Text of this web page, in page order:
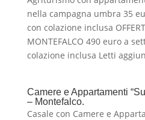
nella campagna umbra 35
con colazione inclusa
MONTEFALCO 490 euro a
colazione inclusa Letti
Camere e Appartamenti
– Montefalco.
Casale con Camere e